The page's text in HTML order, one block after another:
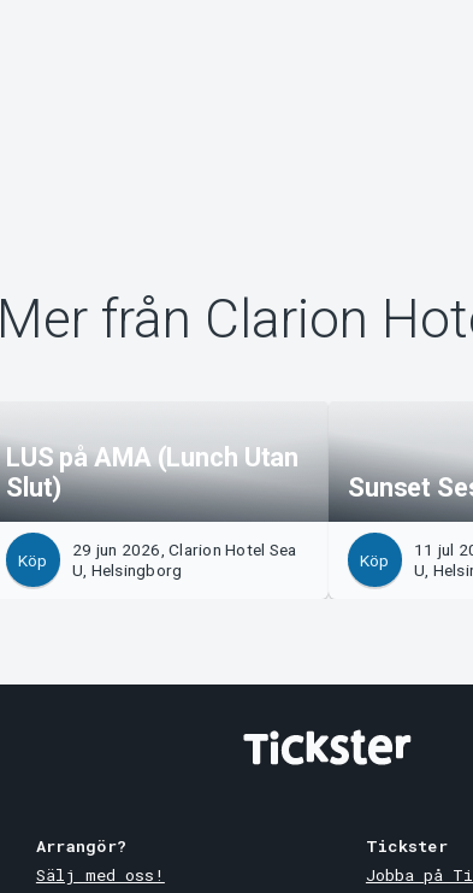
Mer från Clarion
LUS på AMA (Lunch Utan
Slut)
Köp
29 jun 2026, Clarion Hotel Sea
U, Helsingborg
Sunset
Köp
11 jul
U,
Arrangör?
Sälj med oss!
Tickster
Jobba på